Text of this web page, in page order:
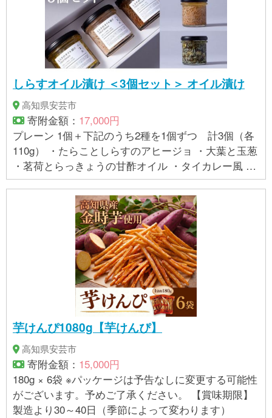
しらすオイル漬け ＜3個セット＞ オイル漬け
高知県安芸市
寄附金額： 17,000円
プレーン 1個＋下記のうち2種を1個ずつ 計3個（各
110g） ・たらことしらすのアヒージョ ・大葉と玉葱
・茗荷とらっきょうの甘酢オイル ・タイカレー風 ・
チーズとトマト ・あおさのり ※指定はできません。
【賞味期限】 製造日から30日（要冷蔵）
芋けんぴ1080g【芋けんぴ】
高知県安芸市
寄附金額： 15,000円
180g × 6袋 ※パッケージは予告なしに変更する可能性
がございます。予めご了承ください。 【賞味期限】
製造より30～40日（季節によって変わります）